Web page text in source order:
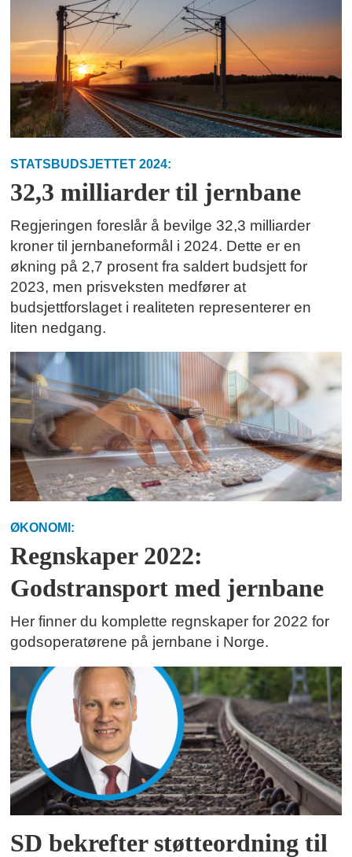
STATSBUDSJETTET 2024:
32,3 milliarder til jernbane
Regjeringen foreslår å bevilge 32,3 milliarder
kroner til jernbaneformål i 2024. Dette er en
økning på 2,7 prosent fra saldert budsjett for
2023, men prisveksten medfører at
budsjettforslaget i realiteten representerer en
liten nedgang.
ØKONOMI:
Regnskaper 2022:
Godstransport med jernbane
Her finner du komplette regnskaper for 2022 for
godsoperatørene på jernbane i Norge.
SD bekrefter støtteordning til